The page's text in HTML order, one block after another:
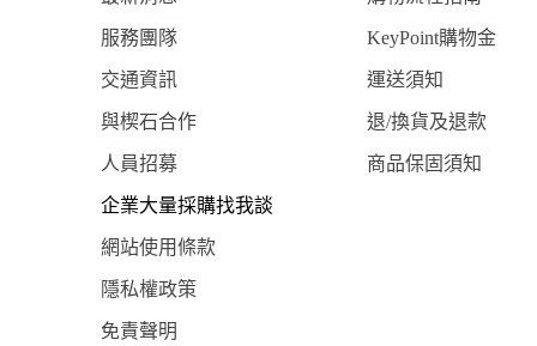
服務團隊 KeyPoint購物金
交通資訊 運送須知
與楔石合作 退/換貨及退款
人員招募 商品保固須知
企業大量採購找我談
網站使用條款
隱私權政策
免責聲明